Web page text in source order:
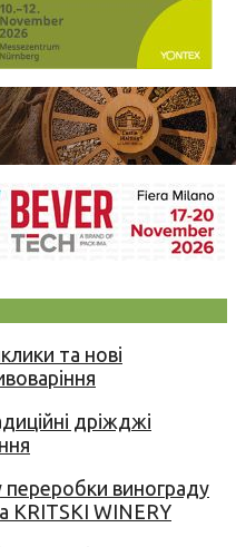
та нові
дріжджі
переробки винограду
KRITSKI WINERY